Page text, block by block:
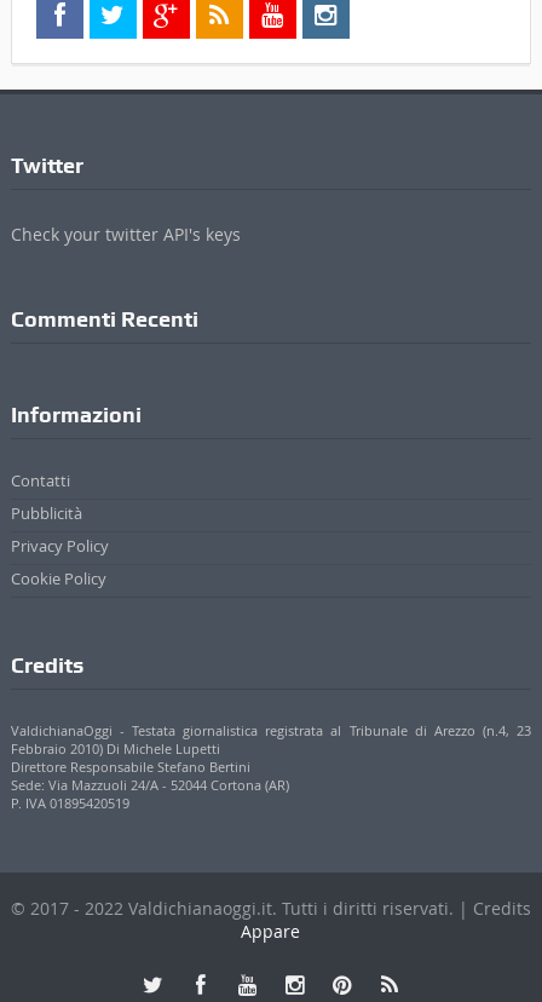
Twitter
Check your twitter API's keys
Commenti Recenti
Informazioni
Contatti
Pubblicità
Privacy Policy
Cookie Policy
Credits
ValdichianaOggi - Testata giornalistica registrata al Tribunale di Arezzo (n.4, 23
Febbraio 2010) Di Michele Lupetti
Direttore Responsabile Stefano Bertini
Sede: Via Mazzuoli 24/A - 52044 Cortona (AR)
P. IVA 01895420519
© 2017 - 2022 Valdichianaoggi.it. Tutti i diritti riservati. | Credits
Appare